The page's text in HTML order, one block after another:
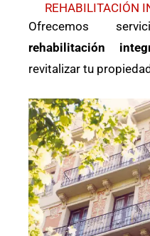
REHABILITACIÓN
Ofrecemos
rehabilitación
revitalizar tu